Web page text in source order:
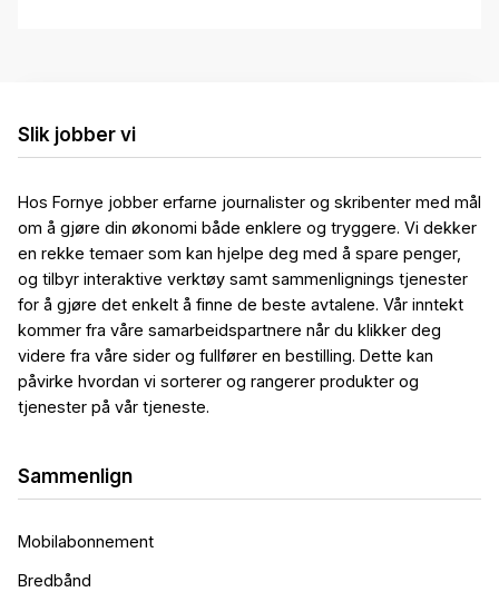
Slik jobber vi
Hos Fornye jobber erfarne journalister og skribenter med mål
om å gjøre din økonomi både enklere og tryggere. Vi dekker
en rekke temaer som kan hjelpe deg med å spare penger,
og tilbyr interaktive verktøy samt sammenlignings tjenester
for å gjøre det enkelt å finne de beste avtalene. Vår inntekt
kommer fra våre samarbeidspartnere når du klikker deg
videre fra våre sider og fullfører en bestilling. Dette kan
påvirke hvordan vi sorterer og rangerer produkter og
tjenester på vår tjeneste.
Sammenlign
Mobilabonnement
Bredbånd